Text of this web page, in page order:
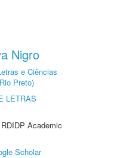
Nigro
e Ciências
Preto)
LETRAS
Academic
Scholar